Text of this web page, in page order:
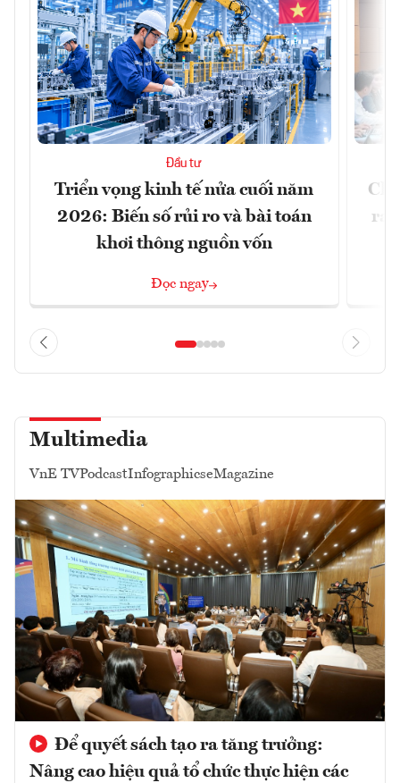
Đầu tư
Triển vọng kinh tế nửa cuối năm
2026: Biến số rủi ro và bài toán
khơi thông nguồn vốn
Đọc ngay
ra
Multimedia
VnE TVPodcastInfographicseMagazine
Để quyết sách tạo ra tăng trưởng:
Nâng cao hiệu quả tổ chức thực hiện các